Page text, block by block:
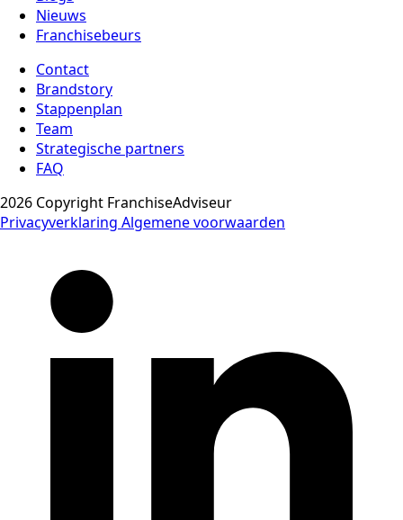
Nieuws
Franchisebeurs
Contact
Brandstory
Stappenplan
Team
Strategische partners
FAQ
2026 Copyright FranchiseAdviseur
Privacyverklaring Algemene voorwaarden